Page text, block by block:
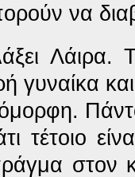
να
Λάιρα.
γυναίκα
όμορφη.
τέτοιο
στον